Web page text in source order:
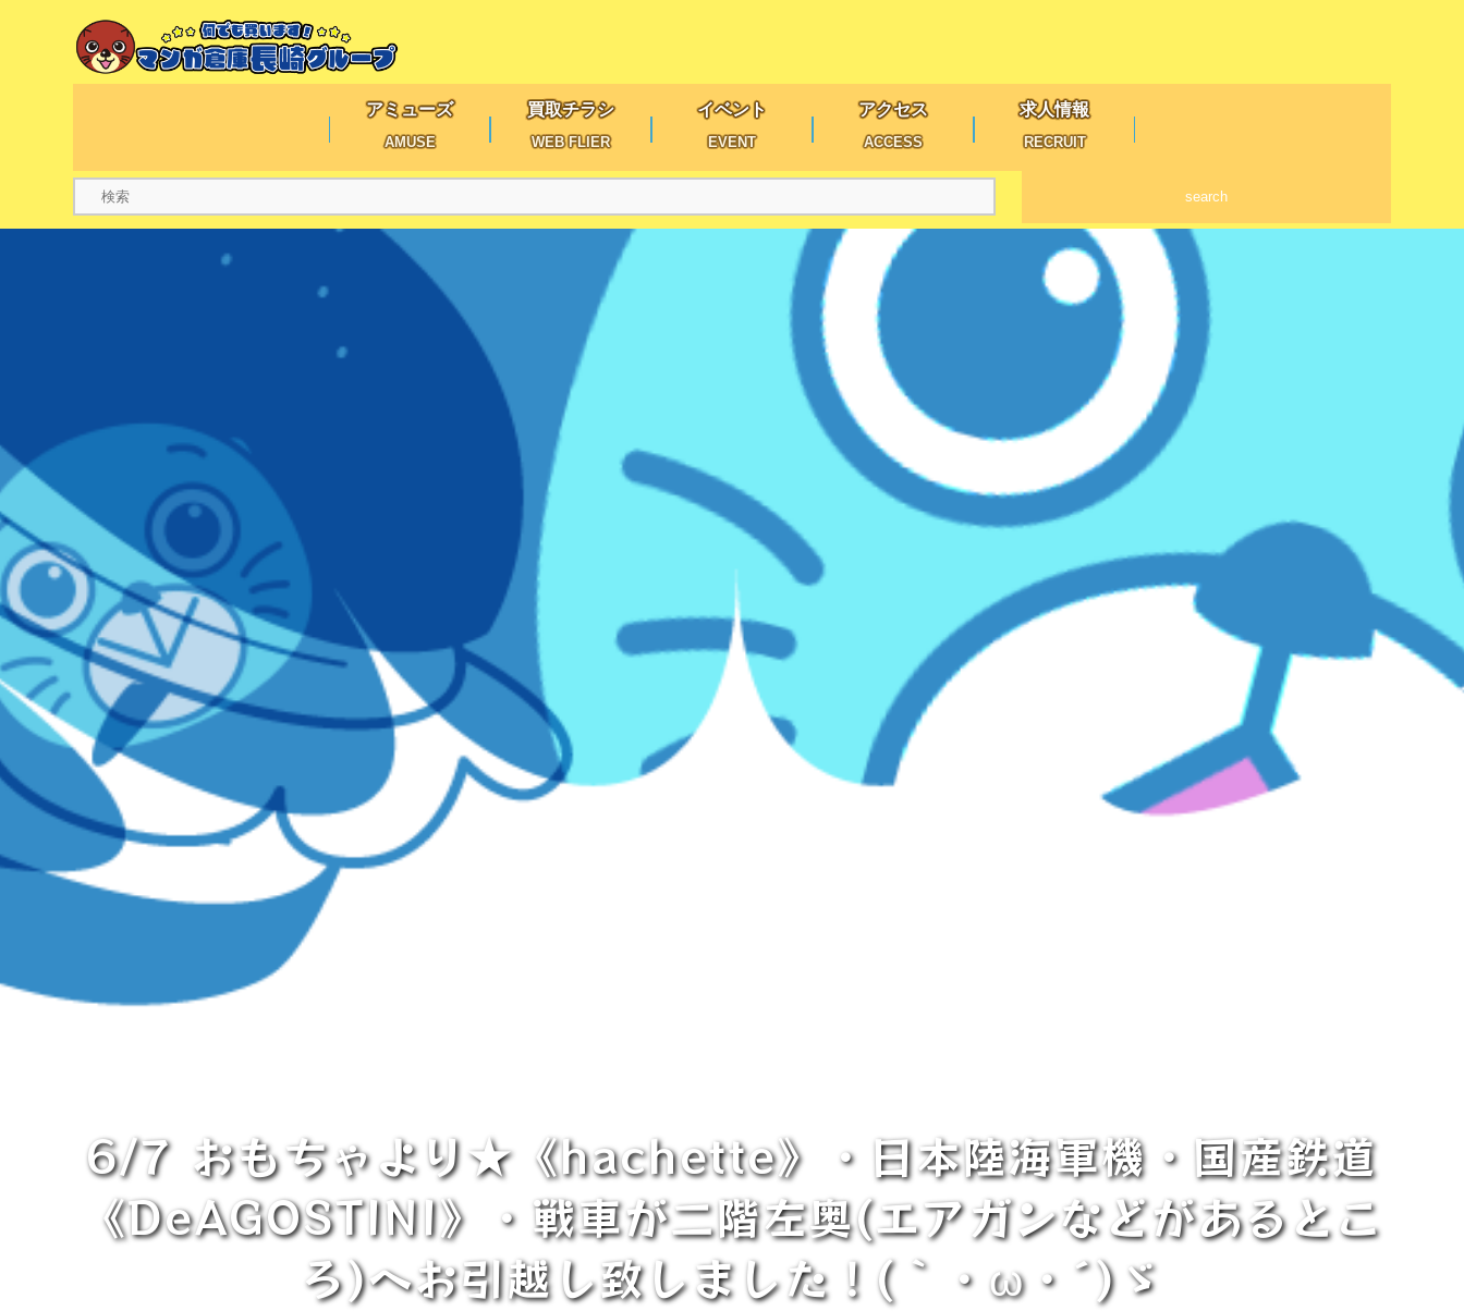
アミューズ
AMUSE
買取チラシ
WEB FLIER
イベント
EVENT
アクセス
ACCESS
求人情報
RECRUIT
search
6/7 おもちゃより★《hachette》・日本陸海軍機・国産鉄道
《DeAGOSTINI》・戦車が二階左奥(エアガンなどがあるとこ
ろ)へお引越し致しました！(｀・ω・´)ゞ